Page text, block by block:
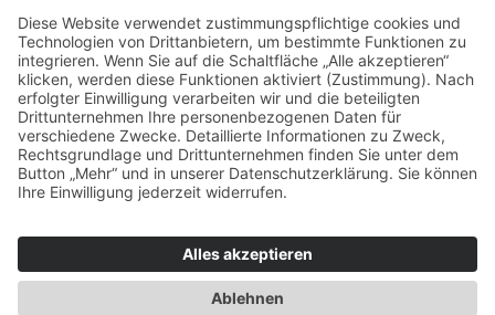
Homewear
Jacken & Mäntel
Curvy
Herren
Kids
Burda Fantasy
Accessoires & Deko
NEU im Shop
SALE
Suchen
Bitte mindestens 5 Buschstaben oder Zahlen eingeben!